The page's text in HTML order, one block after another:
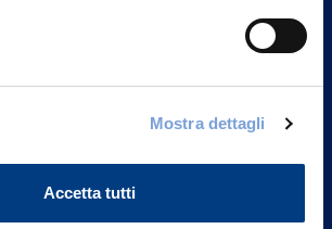
Mostra dettagli
Accetta tutti
S.p.A.